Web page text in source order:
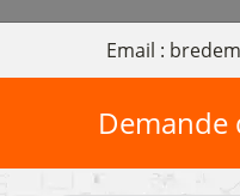
Email :
Demande